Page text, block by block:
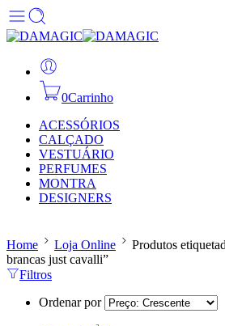
0Carrinho
ACESSÓRIOS
CALÇADO
VESTUÁRIO
PERFUMES
MONTRA
DESIGNERS
Home Loja Online
Produtos
brancas just cavalli”
Filtros
Ordenar por